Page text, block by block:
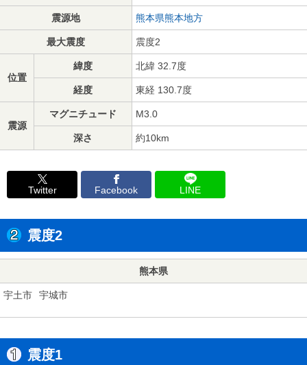
震源地 熊本県熊本地方
最大震度 震度2
位置
緯度 北緯 32.7度
経度 東経 130.7度
震源
マグニチュード M3.0
深さ 約10km
Twitter Facebook LINE
震度2
熊本県
宇土市 宇城市
震度1